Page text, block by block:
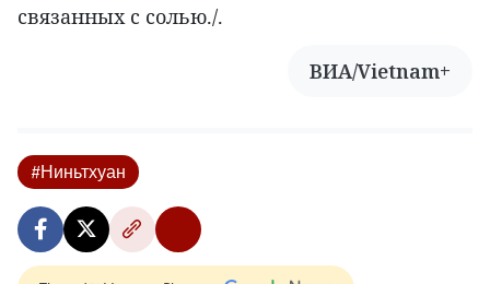
связанных с солью./.
ВИА/Vietnam+
#Ниньтхуан